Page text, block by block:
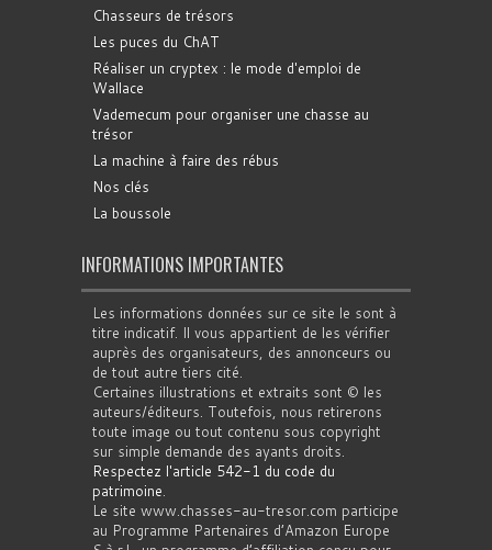
Chasseurs de trésors
Les puces du ChAT
Réaliser un cryptex : le mode d'emploi de
Wallace
Vademecum pour organiser une chasse au
trésor
La machine à faire des rébus
Nos clés
La boussole
INFORMATIONS IMPORTANTES
Les informations données sur ce site le sont à
titre indicatif. Il vous appartient de les vérifier
auprès des organisateurs, des annonceurs ou
de tout autre tiers cité.
Certaines illustrations et extraits sont © les
auteurs/éditeurs. Toutefois, nous retirerons
toute image ou tout contenu sous copyright
sur simple demande des ayants droits.
Respectez l'article 542-1 du code du
patrimoine.
Le site www.chasses-au-tresor.com participe
au Programme Partenaires d’Amazon Europe